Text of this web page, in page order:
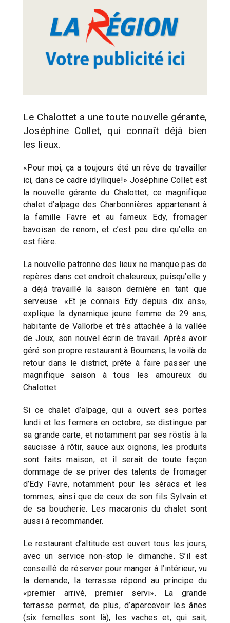
Le Chalottet a une toute nouvelle gérante,
Joséphine Collet, qui connaît déjà bien
les lieux.
«Pour moi, ça a toujours été un rêve de travailler
ici, dans ce cadre idyllique!» Joséphine Collet est
la nouvelle gérante du Chalottet, ce magnifique
chalet d’alpage des Charbonnières appartenant à
la famille Favre et au fameux Edy, fromager
bavoisan de renom, et c’est peu dire qu’elle en
est fière.
La nouvelle patronne des lieux ne manque pas de
repères dans cet endroit chaleureux, puisqu’elle y
a déjà travaillé la saison dernière en tant que
serveuse. «Et je connais Edy depuis dix ans»,
explique la dynamique jeune femme de 29 ans,
habitante de Vallorbe et très attachée à la vallée
de Joux, son nouvel écrin de travail. Après avoir
géré son propre restaurant à Bournens, la voilà de
retour dans le district, prête à faire passer une
magnifique saison à tous les amoureux du
Chalottet.
Si ce chalet d’alpage, qui a ouvert ses portes
lundi et les fermera en octobre, se distingue par
sa grande carte, et notamment par ses röstis à la
saucisse à rôtir, sauce aux oignons, les produits
sont faits maison, et il serait de toute façon
dommage de se priver des talents de fromager
d’Edy Favre, notamment pour les séracs et les
tommes, ainsi que de ceux de son fils Sylvain et
de sa boucherie. Les macaronis du chalet sont
aussi à recommander.
Le restaurant d’altitude est ouvert tous les jours,
avec un service non-stop le dimanche. S’il est
conseillé de réserver pour manger à l’intérieur, vu
la demande, la terrasse répond au principe du
«premier arrivé, premier servi». La grande
terrasse permet, de plus, d’apercevoir les ânes
(six femelles sont là), les vaches et, qui sait,